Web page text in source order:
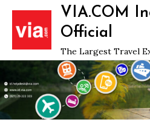
Skip
content
VIA.COM
Official
The Largest Travel